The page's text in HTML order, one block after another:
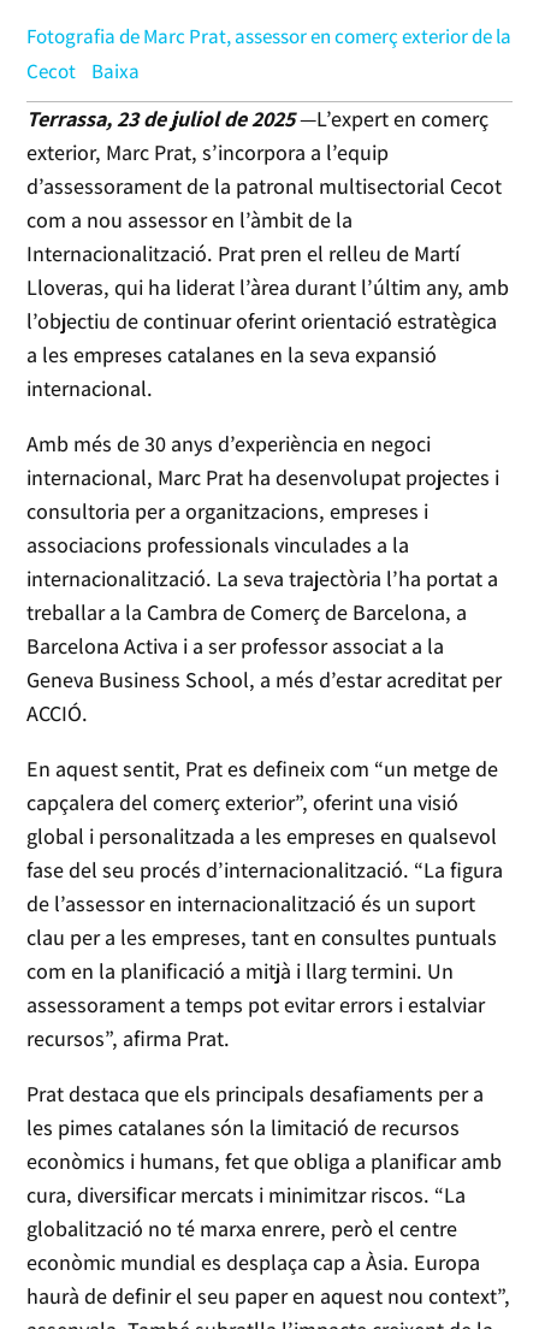
Fotografia de Marc Prat, assessor en comerç exterior de la
Cecot
Baixa
Terrassa, 23 de juliol de 2025—L’expert en comerç
exterior, Marc Prat, s’incorpora a l’equip
d’assessorament de la patronal multisectorial Cecot
com a nou assessor en l’àmbit de la
Internacionalització. Prat pren el relleu de Martí
Lloveras, qui ha liderat l’àrea durant l’últim any, amb
l’objectiu de continuar oferint orientació estratègica
a les empreses catalanes en la seva expansió
internacional.
Amb més de 30 anys d’experiència en negoci
internacional, Marc Prat ha desenvolupat projectes i
consultoria per a organitzacions, empreses i
associacions professionals vinculades a la
internacionalització. La seva trajectòria l’ha portat a
treballar a la Cambra de Comerç de Barcelona, a
Barcelona Activa i a ser professor associat a la
Geneva Business School, a més d’estar acreditat per
ACCIÓ.
En aquest sentit, Prat es defineix com “un metge de
capçalera del comerç exterior”, oferint una visió
global i personalitzada a les empreses en qualsevol
fase del seu procés d’internacionalització. “La figura
de l’assessor en internacionalització és un suport
clau per a les empreses, tant en consultes puntuals
com en la planificació a mitjà i llarg termini. Un
assessorament a temps pot evitar errors i estalviar
recursos”, afirma Prat.
Prat destaca que els principals desafiaments per a
les pimes catalanes són la limitació de recursos
econòmics i humans, fet que obliga a planificar amb
cura, diversificar mercats i minimitzar riscos. “La
globalització no té marxa enrere, però el centre
econòmic mundial es desplaça cap a Àsia. Europa
haurà de definir el seu paper en aquest nou context”,